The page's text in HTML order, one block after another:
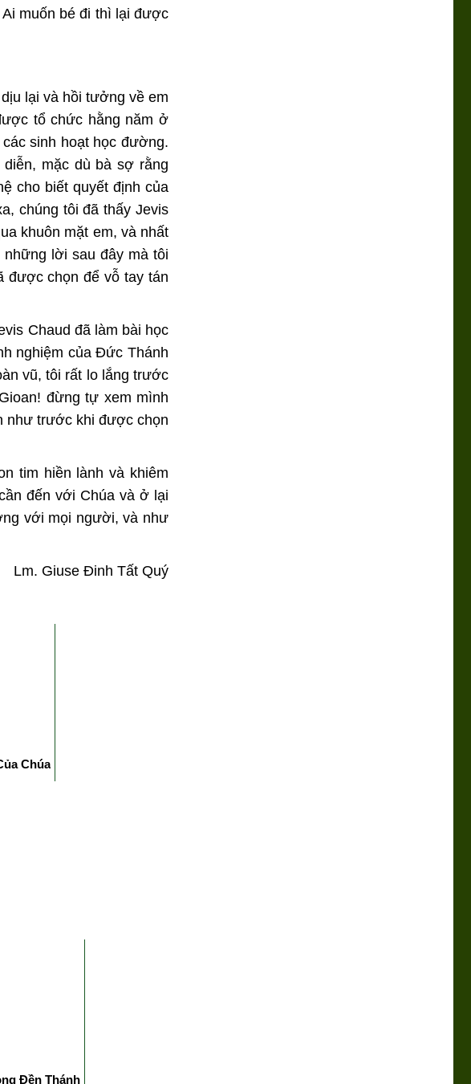
Ai muốn bé đi thì lại được
lại và hồi tưởng về em
tổ chức hằng năm ở
sinh hoạt học đường.
mặc dù bà sợ rằng
cho biết quyết định của
chúng tôi đã thấy Jevis
khuôn mặt em, và nhất
lời sau đây mà tôi
được chọn để vỗ tay tán
Chaud đã làm bài học
nghiệm của Đức Thánh
vũ, tôi rất lo lắng trước
đừng tự xem mình
như trước khi được chọn
tim hiền lành và khiêm
đến với Chúa và ở lại
với mọi người, và như
Lm. Giuse Đinh Tất Quý
Chúa
Đền Thánh